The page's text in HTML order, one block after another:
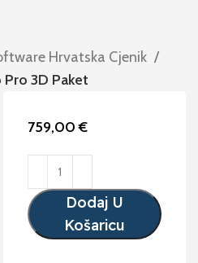
Hrvatska Cjenik
3D Paket
759,00€
Dodaj U
Košaricu